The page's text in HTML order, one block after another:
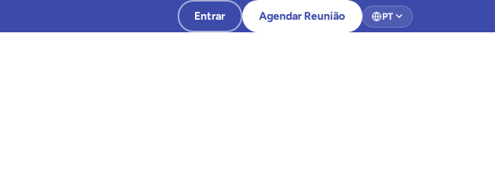
Entrar Agendar Reunião PT